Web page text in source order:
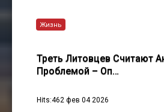
Треть Литовцев Считают
Проблемой – Оп…
Hits:462 фев 04 2026
Жизнь